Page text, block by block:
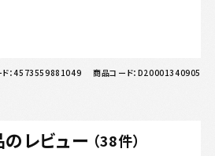
：4573559881049 商品コード： D20001340905
レビュー （38件）